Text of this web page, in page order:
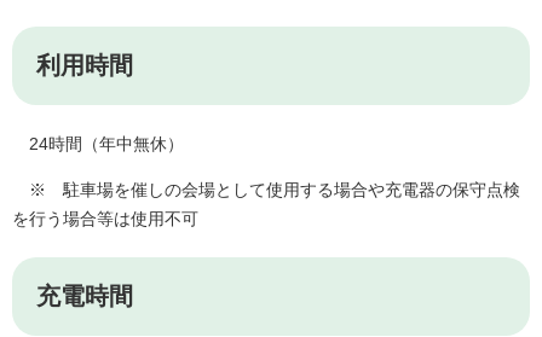
​利用時間
24時間（年中無休）
※ 駐車場を催しの会場として使用する場合や充電器の保守点検
を行う場合等は使用不可
充電時間